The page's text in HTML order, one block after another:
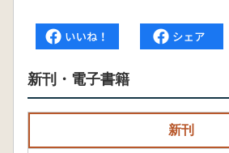
新刊・電子書籍
新刊